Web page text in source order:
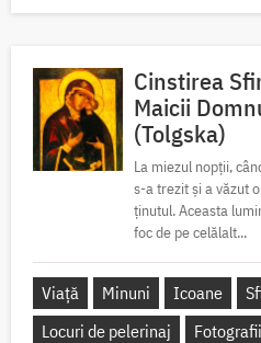
Cinstirea
Maicii
(Tolgska)
La miezul nopții,
s-a trezit și a văzut
ținutul. Aceasta
foc de pe celălalt...
Viață Minuni Icoane
Locuri de pelerinaj
Fotografii